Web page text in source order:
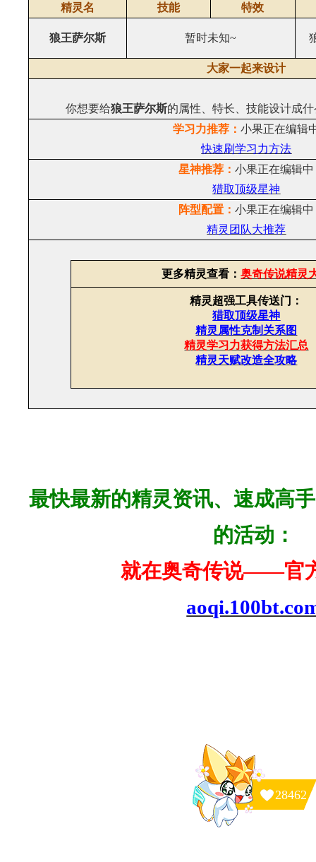
精灵名 技能 特效
狼王萨尔斯 暂时未知~
大家一起来设计
你想要给狼王萨尔斯的属性、特长、技能设计成
学习力推荐：小果正在编辑
快速刷学习力方法
星神推荐：小果正在编辑中
猎取顶级星神
阵型配置：小果正在编辑中
精灵团队大推荐
更多精灵查看：奥奇传说精灵
精灵超强工具传送门：
猎取顶级星神
精灵属性克制关系图
精灵学习力获得方法汇总
精灵天赋改造全攻略
最快最新的精灵资讯、速成高
的活动：
就在奥奇传说——官
28462